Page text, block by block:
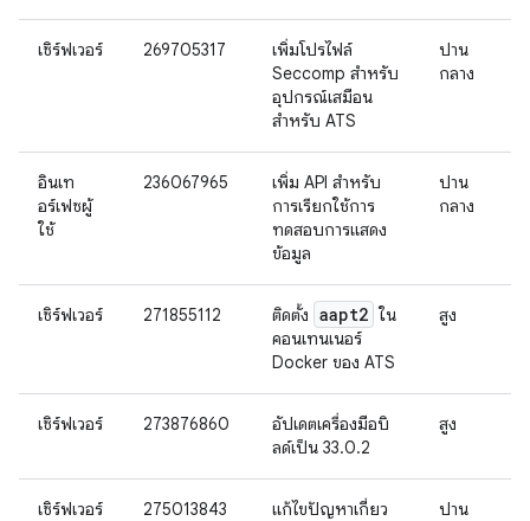
เซิร์ฟเวอร์ 269705317
เพิ่มโปรไฟล์
Seccomp สำหรับ
อุปกรณ์เสมือน
สำหรับ ATS
ปาน
กลาง
อินเท
อร์เฟซผู้
ใช้
236067965
เพิ่ม API สำหรับ
การเรียกใช้การ
ทดสอบการแสดง
ข้อมูล
ปาน
กลาง
เซิร์ฟเวอร์ 271855112 ติดตั้ง aapt2 ใน
คอนเทนเนอร์
Docker ของ ATS
สูง
เซิร์ฟเวอร์ 273876860
อัปเดตเครื่องมือบิ
ลด์เป็น 33.0.2
สูง
เซิร์ฟเวอร์ 275013843
แก้ไขปัญหาเกี่ยว
ปาน